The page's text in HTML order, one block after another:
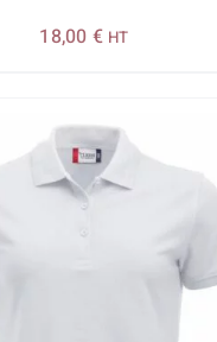
18,00 € HT